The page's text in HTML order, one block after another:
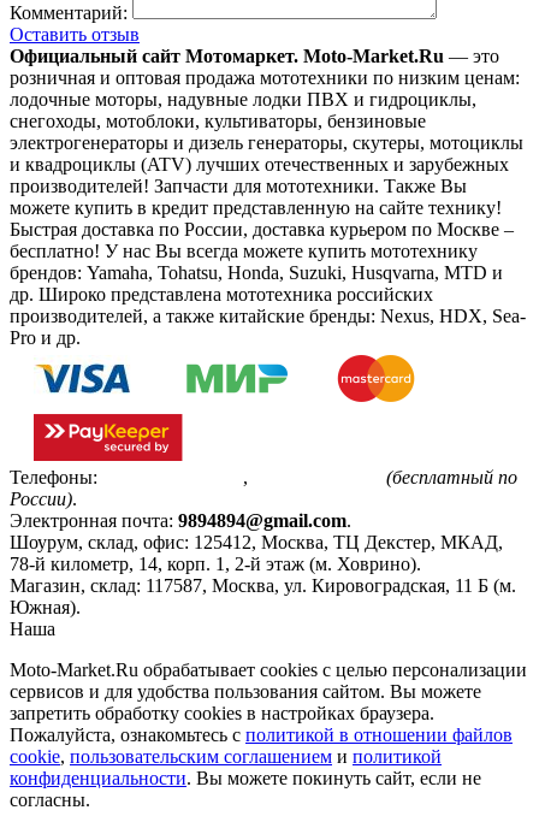
Комментарий:
Оставить отзыв
Официальный сайт Мотомаркет. Moto-Market.Ru — это
розничная и оптовая продажа мототехники по низким ценам:
лодочные моторы, надувные лодки ПВХ и гидроциклы,
снегоходы, мотоблоки, культиваторы, бензиновые
электрогенераторы и дизель генераторы, скутеры, мотоциклы
и квадроциклы (ATV) лучших отечественных и зарубежных
производителей! Запчасти для мототехники. Также Вы
можете купить в кредит представленную на сайте технику!
Быстрая доставка по России, доставка курьером по Москве –
бесплатно! У нас Вы всегда можете купить мототехнику
брендов: Yamaha, Tohatsu, Honda, Suzuki, Husqvarna, MTD и
др. Широко представлена мототехника российских
производителей, а также китайские бренды: Nexus, HDX, Sea-
Pro и др.
Телефоны: ,
(бесплатный по
России).
Электронная почта: 9894894@gmail.com.
Шоурум, склад, офис: 125412, Москва, ТЦ Декстер, МКАД,
78-й километр, 14, корп. 1, 2-й этаж (м. Ховрино).
Магазин, склад: 117587, Москва, ул. Кировоградская, 11 Б (м.
Южная).
Наша
Moto-Market.Ru обрабатывает сookies с целью персонализации
сервисов и для удобства пользования сайтом. Вы можете
запретить обработку сookies в настройках браузера.
Пожалуйста, ознакомьтесь с политикой в отношении файлов
cookie, пользовательским соглашением и политикой
конфиденциальности. Вы можете покинуть сайт, если не
согласны.